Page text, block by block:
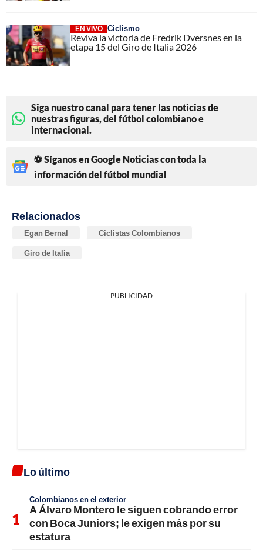
EN VIVO Ciclismo
Reviva la victoria de Fredrik Dversnes en la
etapa 15 del Giro de Italia 2026
Siga nuestro canal para tener las noticias de
nuestras figuras, del fútbol colombiano e
internacional.
⚽ Síganos en Google Noticias con toda la
información del fútbol mundial
Relacionados
Egan Bernal Ciclistas Colombianos
Giro de Italia
PUBLICIDAD
Lo último
Colombianos en el exterior
A Álvaro Montero le siguen cobrando error
con Boca Juniors; le exigen más por su
estatura